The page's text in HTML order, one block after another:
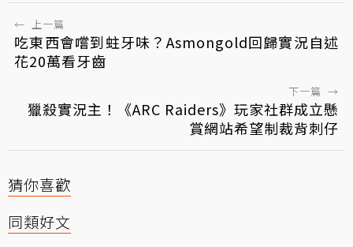
← 上一篇
吃東西會嚐到蛀牙味？Asmongold回歸實況自述
花20萬看牙齒
下一篇 →
獵殺實況主！《ARC Raiders》玩家社群成立懸
賞網站希望制裁背刺仔
猜你喜歡
同類好文